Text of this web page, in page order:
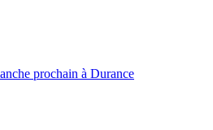
prochain à Durance